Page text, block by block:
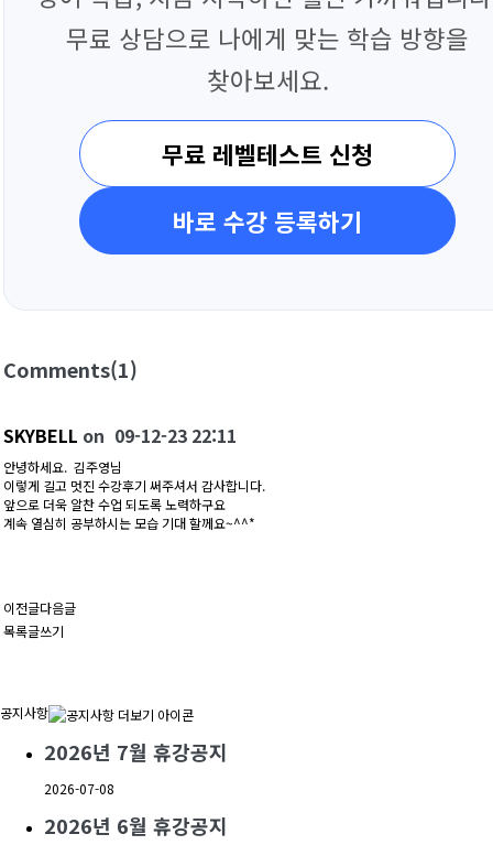
무료 상담으로 나에게 맞는 학습 방향을
찾아보세요.
무료 레벨테스트 신청
바로 수강 등록하기
Comments(1)
SKYBELL on 09-12-23 22:11
안녕하세요. 김주영님
이렇게 길고 멋진 수강후기 써주셔서 감사합니다.
앞으로 더욱 알찬 수업 되도록 노력하구요
계속 열심히 공부하시는 모습 기대 할께요~^^*
이전글다음글
목록글쓰기
공지사항
2026년 7월 휴강공지
2026-07-08
2026년 6월 휴강공지